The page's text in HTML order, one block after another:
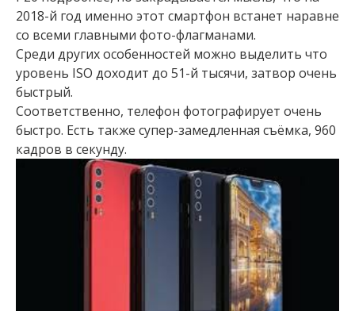
2018-й год именно этот смартфон встанет наравне
со всеми главными фото-флагманами.
Среди других особенностей можно выделить что
уровень ISO доходит до 51-й тысячи, затвор очень
быстрый.
Соответственно, телефон фотографирует очень
быстро. Есть также супер-замедленная съёмка, 960
кадров в секунду.